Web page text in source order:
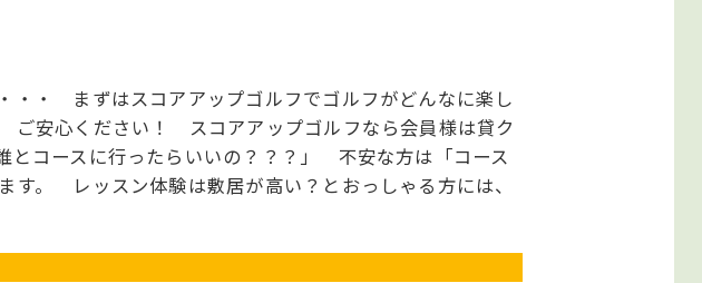
・・ まずはスコアアップゴルフでゴルフがどんなに楽し
安心ください！ スコアアップゴルフなら会員様は貸ク
コースに行ったらいいの？？？」 不安な方は「コース
す。 レッスン体験は敷居が高い？とおっしゃる方には、